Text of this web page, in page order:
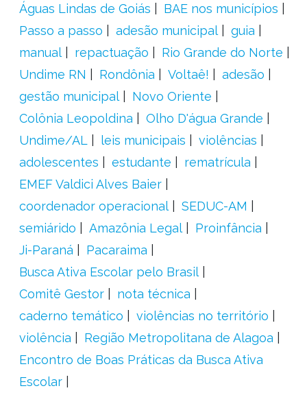
Águas Lindas de Goiás
BAE nos municípios
Passo a passo
adesão municipal
guia
manual
repactuação
Rio Grande do Norte
Undime RN
Rondônia Voltaê!
adesão
gestão municipal
Novo Oriente
Colônia Leopoldina
Olho D'água Grande
Undime/AL
leis municipais
violências
adolescentes
estudante
rematrícula
EMEF Valdici Alves Baier
coordenador operacional
SEDUC-AM
semiárido
Amazônia Legal
Proinfância
Ji-Paraná
Pacaraima
Busca Ativa Escolar pelo Brasil
Comitê Gestor
nota técnica
caderno temático
violências no território
violência
Região Metropolitana de Alagoa
Encontro de Boas Práticas da Busca Ativa
Escolar